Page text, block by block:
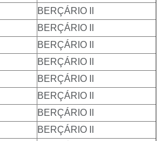
BERÇÁRIO II
BERÇÁRIO II
BERÇÁRIO II
BERÇÁRIO II
BERÇÁRIO II
BERÇÁRIO II
BERÇÁRIO II
BERÇÁRIO II